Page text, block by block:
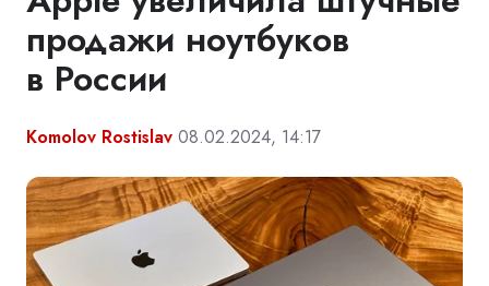
продажи ноутбуков
в России
Komolov Rostislav 08.02.2024, 14:17